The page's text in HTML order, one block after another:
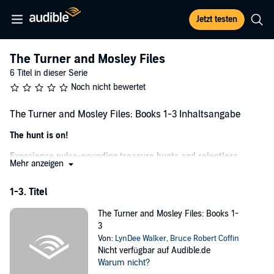
Jetzt testen
The Turner and Mosley Files
6 Titel in dieser Serie
Noch nicht bewertet
The Turner and Mosley Files: Books 1-3 Inhaltsangabe
The hunt is on!
Experience pulse-pounding treasure hunts and relentless
adventure with the first three thrillers in the Turner & Mosley
Coffin comes a set of captivating action thrillers.
_____________________
Book 1:The General’s Gold
Mehr anzeigen
1-3. Titel
The Turner and Mosley Files: Books 1-
3
Von: LynDee Walker, Bruce Robert Coffin
Nicht verfügbar auf Audible.de
Warum nicht?